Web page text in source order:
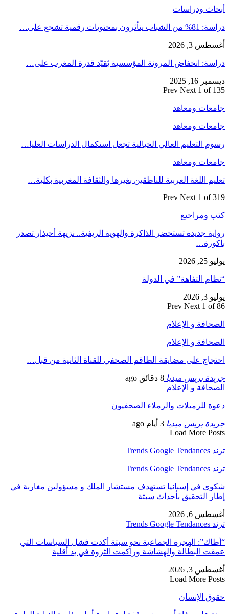
أبحاث ودراسات
دراسة: 81% من الشباب يتأثرون بمحتويات رقمية تشجع على…
أغسطس 3, 2026
دراسة: انخفاض المرونة المؤسسية يُقيّد قدرة المغرب على…
ديسمبر 16, 2025
Prev Next 1 of 135
جامعات ومعاهد
جامعات ومعاهد
رسوم التعليم العالي الخيالية تجعل استكمال الدراسات العليا…
جامعات ومعاهد
تعليم اللغة العربية للناطقين بغيرها والثقافة المغربية بكلية…
Prev Next 1 of 319
كتب ومراجيع
رواية جديدة تستحضر الذاكرة والهوية الريفية.. نزيهة أحيذار تصدر
باكورة…
يوليو 25, 2026
“نظام التفاهة” في الدولة
يوليو 3, 2026
Prev Next 1 of 86
الصحافة و الإعلام
الصحافة و الإعلام
احتجاج على مضايقة الطاقم الصحفي للقناة الثانية من قبل…
جريدة بريس ميديا 8 دقائق ago
الصحافة و الإعلام
دعوة للزميلات والزملاء الصحفيون
جريدة بريس ميديا 3 أيام ago
Load More Posts
ترند Trends Google Tendances
ترند Trends Google Tendances
شكوى في إسبانيا تستهدف مستشار الملك و مسؤولين مغاربة في
إطار التحقيق بأحداث سبتة
أغسطس 6, 2026
ترند Trends Google Tendances
“أطاك”: الهجرة الجماعية نحو سبتة أكدت فشل السياسات التي
عمقت البطالة والهشاشة وراكمت الثروة في يد أقلية
أغسطس 3, 2026
Load More Posts
حقوق الإنسان